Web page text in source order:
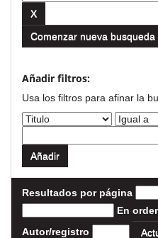
Comenzar nueva busqueda
Añadir filtros:
Usa los filtros para afinar la
Resultados por página
En
Autor/registro